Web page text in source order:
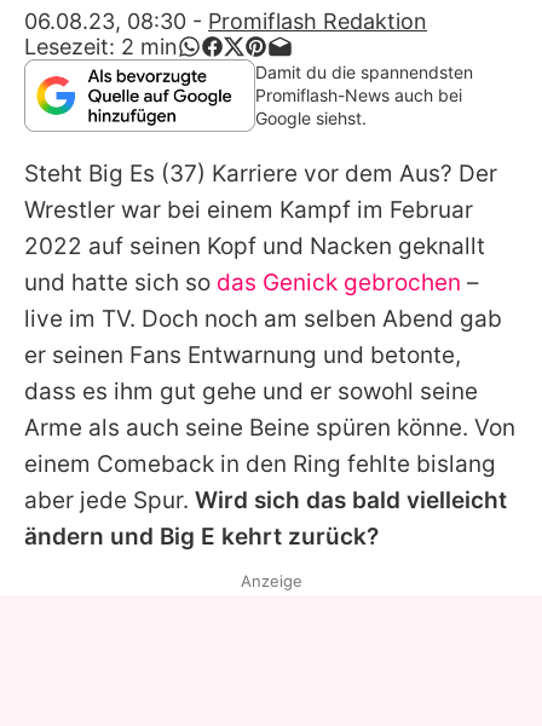
App runterladen
Team
Redaktionelle Richtlinien
Impressum
Datenschutzerklärung
Nutzungsbedingungen
Utiq verwalten
06.08.23, 08:30 - Promiflash Redaktion
Lesezeit: 2 min
Damit du die spannendsten
Promiflash-News auch bei
Google siehst.
Steht Big Es (37) Karriere vor dem Aus? Der
Wrestler war bei einem Kampf im Februar
2022 auf seinen Kopf und Nacken geknallt
und hatte sich so das Genick gebrochen –
live im TV. Doch noch am selben Abend gab
er seinen Fans Entwarnung und betonte,
dass es ihm gut gehe und er sowohl seine
Arme als auch seine Beine spüren könne. Von
einem Comeback in den Ring fehlte bislang
aber jede Spur. Wird sich das bald vielleicht
ändern und Big E kehrt zurück?
Anzeige